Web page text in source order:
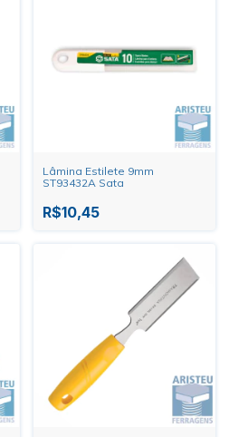
Lâmina Estilete 9mm
ST93432A Sata
R$10,45